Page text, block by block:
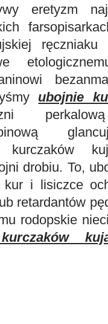
eretyzm
ręczniaku
ubojnie
perkalową
kurczaków
drobiu. To,
i lisiczce
retardantów
rodopskie